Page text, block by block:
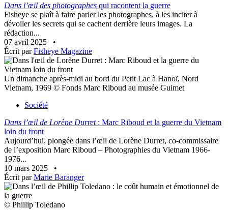
Dans l’œil des photographes qui racontent la guerre
Fisheye se plaît à faire parler les photographes, à les inciter à
dévoiler les secrets qui se cachent derrière leurs images. La
rédaction...
07 avril 2025
•
Écrit parFisheye Magazine
Un dimanche après-midi au bord du Petit Lac à Hanoï, Nord
Vietnam, 1969 © Fonds Marc Riboud au musée Guimet
Société
Dans l’œil de Lorène Durret: Marc Riboud et la guerre du Vietnam
loin du front
Aujourd’hui, plongée dans l’œil de Lorène Durret, co-commissaire
de l’exposition Marc Riboud – Photographies du Vietnam 1966-
1976...
10 mars 2025
•
Écrit parMarie Baranger
© Phillip Toledano